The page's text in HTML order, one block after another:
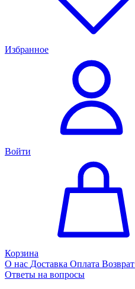
Избранное
Войти
Корзина
О нас Доставка Оплата Возврат
Ответы на вопросы